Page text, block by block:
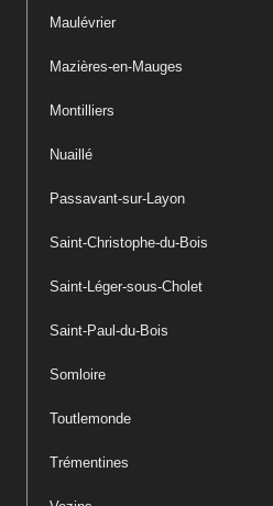
Maulévrier
Mazières-en-Mauges
Montilliers
Nuaillé
Passavant-sur-Layon
Saint-Christophe-du-Bois
Saint-Léger-sous-Cholet
Saint-Paul-du-Bois
Somloire
Toutlemonde
Trémentines